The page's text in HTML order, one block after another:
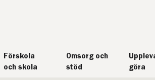
Förskola
och skola
Omsorg och
stöd
göra